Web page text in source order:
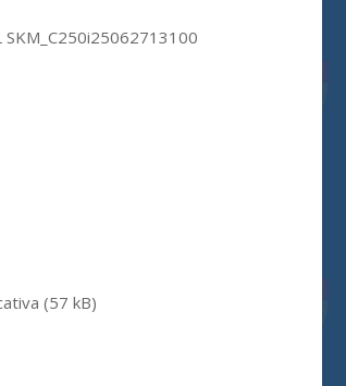
SKM_C250i25062713100
(57 kB)